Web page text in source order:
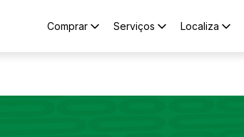
Comprar Serviços Localiza